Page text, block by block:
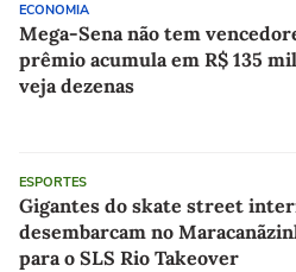
ECONOMIA
Mega-Sena não tem
prêmio acumula em R$ 135
veja dezenas
ESPORTES
Gigantes do skate street
desembarcam no
para o SLS Rio Takeover